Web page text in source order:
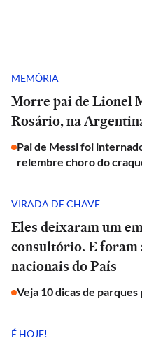
MEMÓRIA
Morre pai de Lionel
Rosário, na
Pai de Messi foi
relembre choro do
VIRADA DE CHAVE
Eles deixaram um
consultório. E foram
nacionais do País
Veja 10 dicas de
É HOJE!